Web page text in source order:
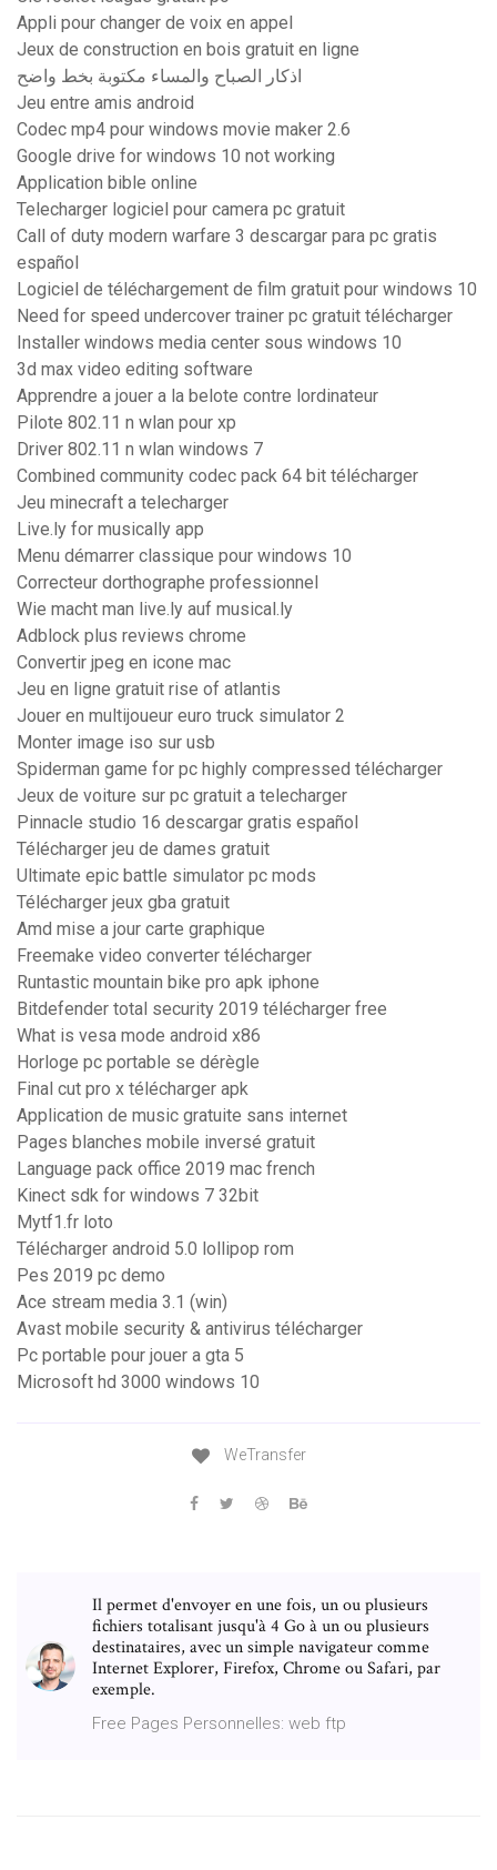
Appli pour changer de voix en appel
Jeux de construction en bois gratuit en ligne
اذكار الصباح والمساء مكتوبة بخط واضح
Jeu entre amis android
Codec mp4 pour windows movie maker 2.6
Google drive for windows 10 not working
Application bible online
Telecharger logiciel pour camera pc gratuit
Call of duty modern warfare 3 descargar para pc gratis
español
Logiciel de téléchargement de film gratuit pour windows 10
Need for speed undercover trainer pc gratuit télécharger
Installer windows media center sous windows 10
3d max video editing software
Apprendre a jouer a la belote contre lordinateur
Pilote 802.11 n wlan pour xp
Driver 802.11 n wlan windows 7
Combined community codec pack 64 bit télécharger
Jeu minecraft a telecharger
Live.ly for musically app
Menu démarrer classique pour windows 10
Correcteur dorthographe professionnel
Wie macht man live.ly auf musical.ly
Adblock plus reviews chrome
Convertir jpeg en icone mac
Jeu en ligne gratuit rise of atlantis
Jouer en multijoueur euro truck simulator 2
Monter image iso sur usb
Spiderman game for pc highly compressed télécharger
Jeux de voiture sur pc gratuit a telecharger
Pinnacle studio 16 descargar gratis español
Télécharger jeu de dames gratuit
Ultimate epic battle simulator pc mods
Télécharger jeux gba gratuit
Amd mise a jour carte graphique
Freemake video converter télécharger
Runtastic mountain bike pro apk iphone
Bitdefender total security 2019 télécharger free
What is vesa mode android x86
Horloge pc portable se dérègle
Final cut pro x télécharger apk
Application de music gratuite sans internet
Pages blanches mobile inversé gratuit
Language pack office 2019 mac french
Kinect sdk for windows 7 32bit
Mytf1.fr loto
Télécharger android 5.0 lollipop rom
Pes 2019 pc demo
Ace stream media 3.1 (win)
Avast mobile security & antivirus télécharger
Pc portable pour jouer a gta 5
Microsoft hd 3000 windows 10
WeTransfer
Il permet d'envoyer en une fois, un ou plusieurs
fichiers totalisant jusqu'à 4 Go à un ou plusieurs
destinataires, avec un simple navigateur comme
Internet Explorer, Firefox, Chrome ou Safari, par
exemple.
Free Pages Personnelles: web ftp